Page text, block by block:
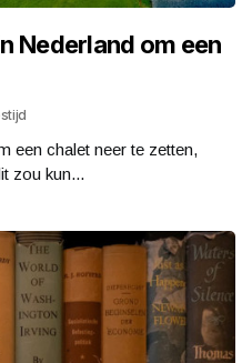
Nederland om een
een chalet neer te zetten,
zou kun...